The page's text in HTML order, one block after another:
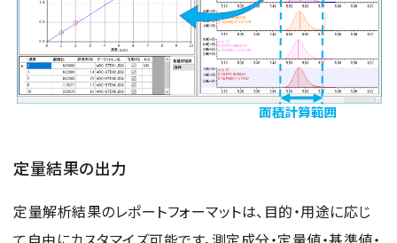
定量結果の出力
定量解析結果のレポートフォーマットは、目的・用途に応じ